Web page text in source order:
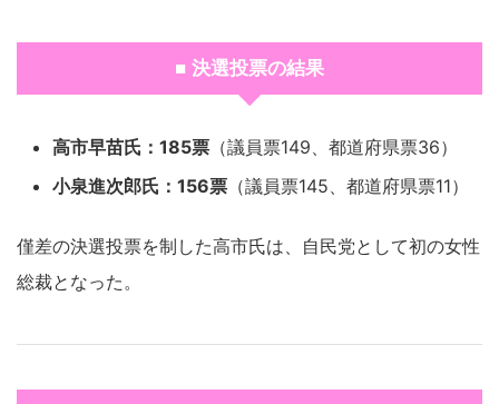
■ 決選投票の結果
高市早苗氏：185票 （議員票149、都道府県票36）
小泉進次郎氏：156票 （議員票145、都道府県票11）
僅差の決選投票を制した高市氏は、自民党として初の女性
総裁となった。